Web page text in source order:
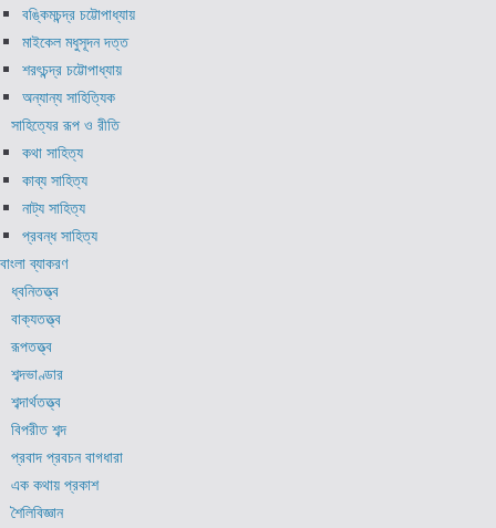
বঙ্কিমচন্দ্র চট্টোপাধ্যায়
মাইকেল মধুসূদন দত্ত
শরৎচন্দ্র চট্টোপাধ্যায়
অন্যান্য সাহিত্যিক
সাহিত্যের রূপ ও রীতি
কথা সাহিত্য
কাব্য সাহিত্য
নাট্য সাহিত্য
প্রবন্ধ সাহিত্য
বাংলা ব্যাকরণ
ধ্বনিতত্ত্ব
বাক্যতত্ত্ব
রূপতত্ত্ব
শব্দভাণ্ডার
শব্দার্থতত্ত্ব
বিপরীত শব্দ
প্রবাদ প্রবচন বাগধারা
এক কথায় প্রকাশ
শৈলিবিজ্ঞান